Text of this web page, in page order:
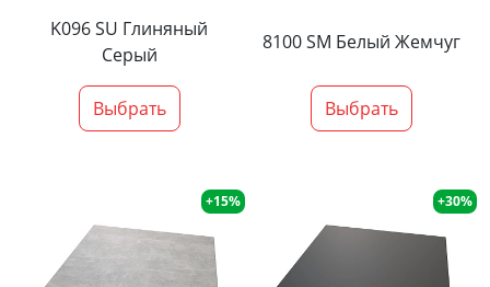
K096 SU Глиняный
Серый
Выбрать
8100 SM Белый Жемчуг
Выбрать
+15% +30%